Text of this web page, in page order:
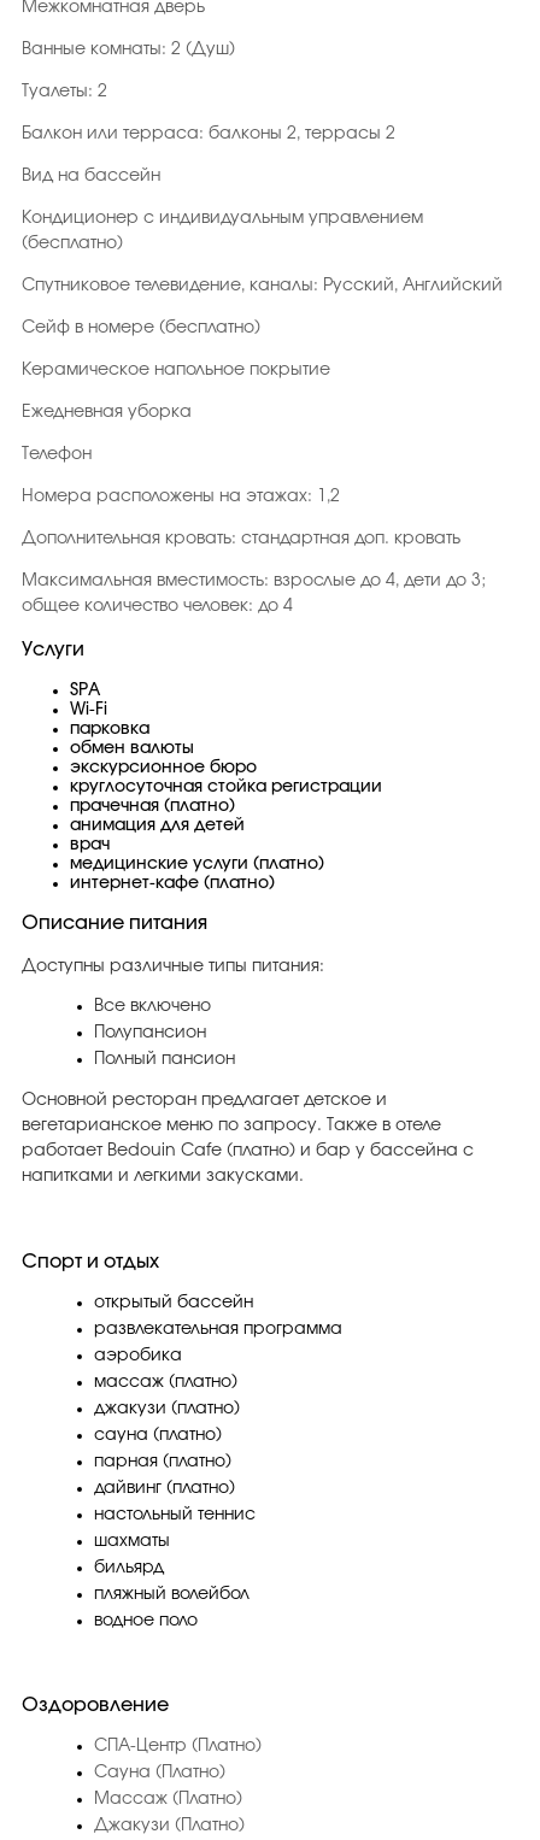
Межкомнатная дверь
Ванные комнаты: 2 (Душ)
Туалеты: 2
Балкон или терраса: балконы 2, террасы 2
Вид на бассейн
Кондиционер с индивидуальным управлением
(бесплатно)
Спутниковое телевидение, каналы: Русский, Английский
Сейф в номере (бесплатно)
Керамическое напольное покрытие
Ежедневная уборка
Телефон
Номера расположены на этажах: 1,2
Дополнительная кровать: стандартная доп. кровать
Максимальная вместимость: взрослые до 4, дети до 3;
общее количество человек: до 4
Услуги
SPA
Wi-Fi
парковка
обмен валюты
экскурсионное бюро
круглосуточная стойка регистрации
прачечная (платно)
анимация для детей
врач
медицинские услуги (платно)
интернет-кафе (платно)
Описание питания
Доступны различные типы питания:
Все включено
Полупансион
Полный пансион
Основной ресторан предлагает детское и
вегетарианское меню по запросу. Также в отеле
работает Bedouin Cafe (платно) и бар у бассейна с
напитками и легкими закусками.
Спорт и отдых
открытый бассейн
развлекательная программа
аэробика
массаж (платно)
джакузи (платно)
сауна (платно)
парная (платно)
дайвинг (платно)
настольный теннис
шахматы
бильярд
пляжный волейбол
водное поло
Оздоровление
СПА-Центр (Платно)
Сауна (Платно)
Массаж (Платно)
Джакузи (Платно)